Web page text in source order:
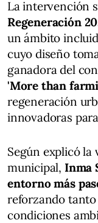
La intervención
Regeneración
un ámbito
cuyo diseño
ganadora del
'More than
regeneración
innovadoras
Según explicó la
municipal, Inma
entorno más
reforzando tanto
condiciones